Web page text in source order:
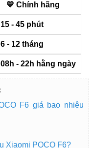
💛 Chính hãng
- 45 phút
- 12 tháng
08h - 22h hằng ngày
F6 giá bao nhiêu
Xiaomi POCO F6?